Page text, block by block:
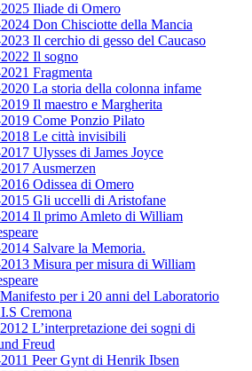
Iliade di Omero
Don Chisciotte della Mancia
Il cerchio di gesso del Caucaso
Il sogno
Fragmenta
La storia della colonna infame
Il maestro e Margherita
Come Ponzio Pilato
Le città invisibili
Ulysses di James Joyce
Ausmerzen
Odissea di Omero
Gli uccelli di Aristofane
Il primo Amleto di William
Salvare la Memoria.
Misura per misura di William
per i 20 anni del Laboratorio
Cremona
L’interpretazione dei sogni di
Freud
Peer Gynt di Henrik Ibsen